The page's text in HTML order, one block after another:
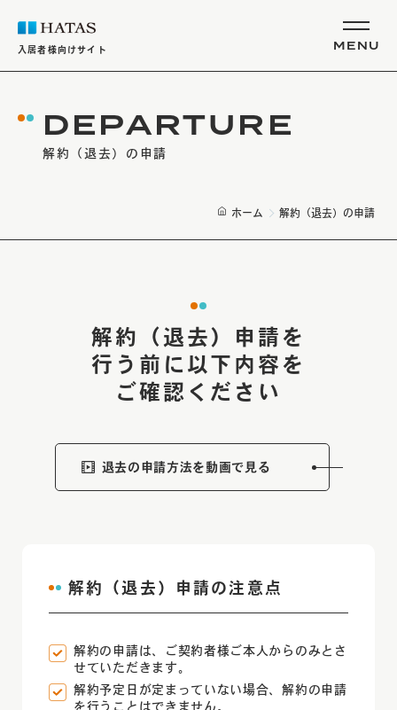
入居者様向けサイト
SERVICE
入居者向けサービス
建物利用上のご注意・故障について
DEPARTURE
解約（退去）の申請
メールからのお問い合わせ
MENU
DEPARTURE
解約（退去）の申請
ホーム 解約（退去）の申請
解約（退去）申請を
行う前に 以下内容を
ご確認ください
退去の申請方法を動画で見る
解約（退去）申請の注意点
解約の申請は、ご契約者様ご本人からのみとさ
せていただきます。
解約予定日が定まっていない場合、解約の申請
を行うことはできません。